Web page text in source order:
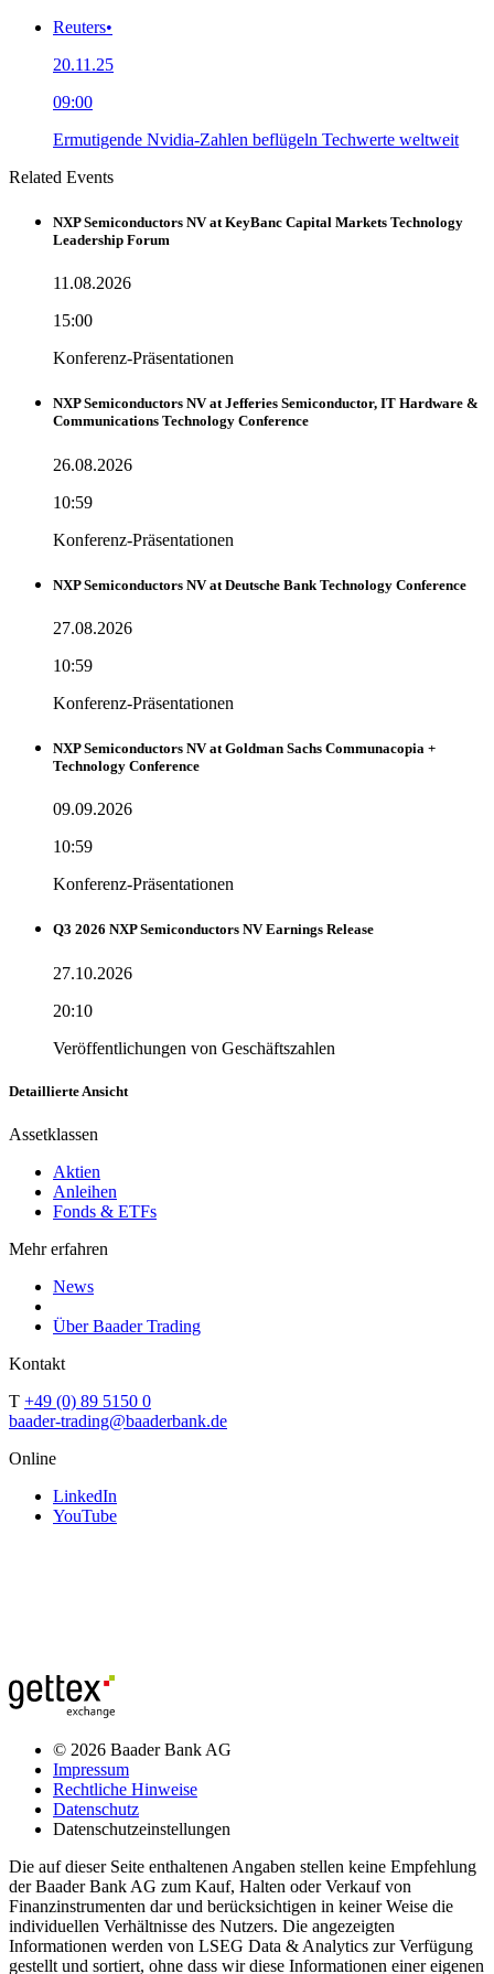
Reuters•
20.11.25
09:00
Ermutigende Nvidia-Zahlen beflügeln Techwerte weltweit
Related Events
NXP Semiconductors NV at KeyBanc Capital Markets Technology
Leadership Forum
11.08.2026
15:00
Konferenz-Präsentationen
NXP Semiconductors NV at Jefferies Semiconductor, IT Hardware &
Communications Technology Conference
26.08.2026
10:59
Konferenz-Präsentationen
NXP Semiconductors NV at Deutsche Bank Technology Conference
27.08.2026
10:59
Konferenz-Präsentationen
NXP Semiconductors NV at Goldman Sachs Communacopia +
Technology Conference
09.09.2026
10:59
Konferenz-Präsentationen
Q3 2026 NXP Semiconductors NV Earnings Release
27.10.2026
20:10
Veröffentlichungen von Geschäftszahlen
Detaillierte Ansicht
Assetklassen
Aktien
Anleihen
Fonds & ETFs
Mehr erfahren
News
Über Baader Trading
Kontakt
T +49 (0) 89 5150 0
baader-trading@baaderbank.de
Online
LinkedIn
YouTube
© 2026 Baader Bank AG
Impressum
Rechtliche Hinweise
Datenschutz
Datenschutzeinstellungen
Die auf dieser Seite enthaltenen Angaben stellen keine Empfehlung
der Baader Bank AG zum Kauf, Halten oder Verkauf von
Finanzinstrumenten dar und berücksichtigen in keiner Weise die
individuellen Verhältnisse des Nutzers. Die angezeigten
Informationen werden von LSEG Data & Analytics zur Verfügung
gestellt und sortiert, ohne dass wir diese Informationen einer eigenen